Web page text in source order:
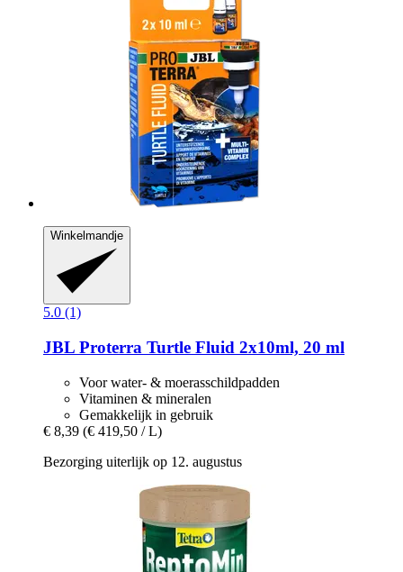
Winkelmandje
5.0 (1)
JBL Proterra Turtle Fluid 2x10ml, 20 ml
Voor water- & moerasschildpadden
Vitaminen & mineralen
Gemakkelijk in gebruik
€ 8,39 (€ 419,50 / L)
Bezorging uiterlijk op 12. augustus